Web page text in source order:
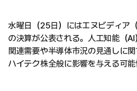
水曜日（25日）にはエヌビディア（
の決算が公表される。人工知能（AI
関連需要や半導体市況の見通しに関
ハイテク株全般に影響を与える可能